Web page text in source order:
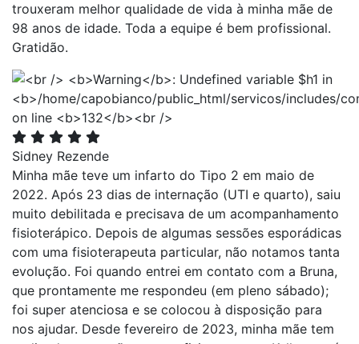
trouxeram melhor qualidade de vida à minha mãe de
98 anos de idade. Toda a equipe é bem profissional.
Gratidão.
Sidney Rezende
Minha mãe teve um infarto do Tipo 2 em maio de
2022. Após 23 dias de internação (UTI e quarto), saiu
muito debilitada e precisava de um acompanhamento
fisioterápico. Depois de algumas sessões esporádicas
com uma fisioterapeuta particular, não notamos tanta
evolução. Foi quando entrei em contato com a Bruna,
que prontamente me respondeu (em pleno sábado);
foi super atenciosa e se colocou à disposição para
nos ajudar. Desde fevereiro de 2023, minha mãe tem